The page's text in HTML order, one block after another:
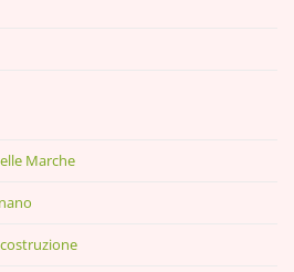
Marche